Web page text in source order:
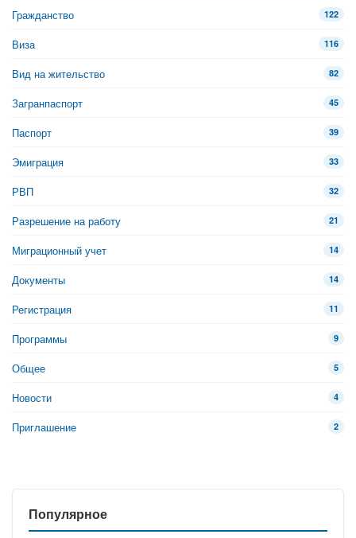
Гражданство 122
Виза 116
Вид на жительство 82
Загранпаспорт 45
Паспорт 39
Эмиграция 33
РВП 32
Разрешение на работу 21
Миграционный учет 14
Документы 14
Регистрация 11
Программы 9
Общее 5
Новости 4
Приглашение 2
Популярное